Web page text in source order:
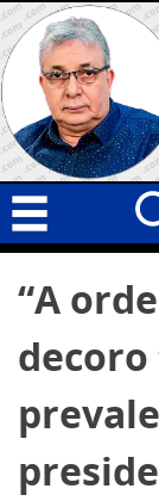
Skip
to
content
Geral
Cidades
Nacional
Opinião
por:
“A